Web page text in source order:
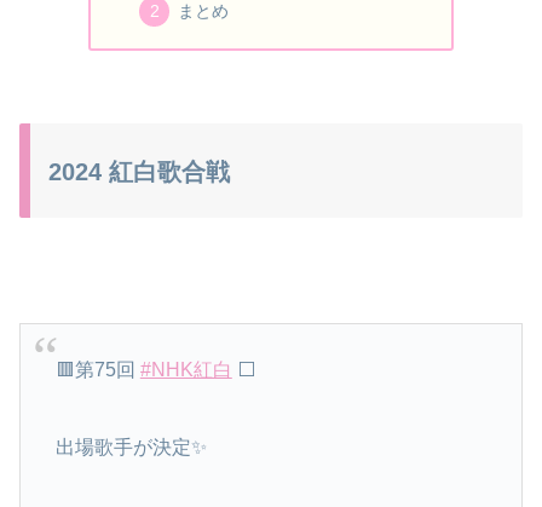
まとめ
2024 紅白歌合戦
🟥第75回 #NHK紅白 ⬜️
出場歌手が決定✨